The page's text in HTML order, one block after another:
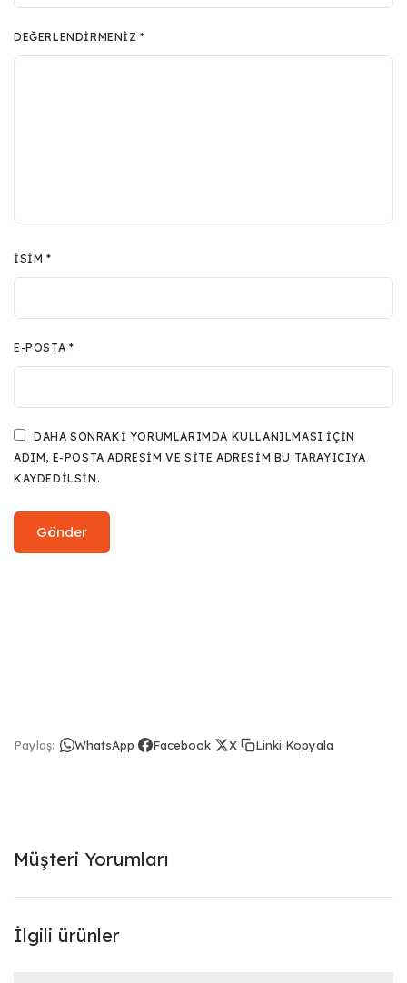
DEĞERLENDIRMENIZ*
İSIM*
E-POSTA *
DAHA SONRAKI YORUMLARIMDA KULLANILMASI IÇIN
ADIM, E-POSTA ADRESIM VE SITE ADRESIM BU TARAYICIYA
KAYDEDILSIN.
Paylaş: WhatsApp Facebook X Linki Kopyala
Müşteri Yorumları
İlgili ürünler